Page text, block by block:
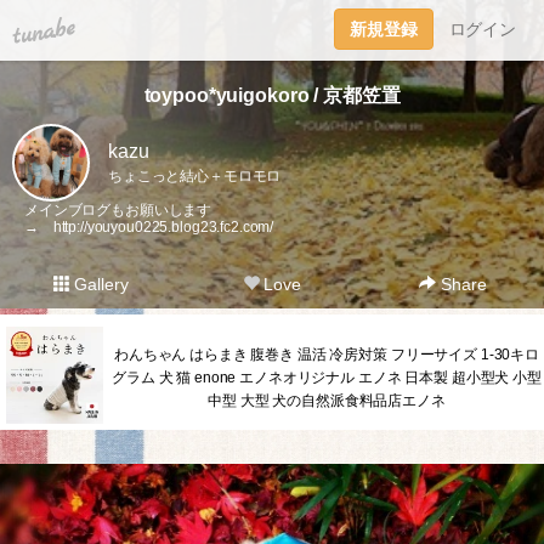
tuna.be 新規登録 ログイン
toypoo*yuigokoro / 京都笠置
kazu
ちょこっと結心＋モロモロ
メインブログもお願いします
→
http://youyou0225.blog23.fc2.com/
Gallery Love Share
わんちゃん はらまき 腹巻き 温活 冷房対策 フリーサイズ 1-30キロ
グラム 犬 猫 enone エノネオリジナル エノネ 日本製 超小型犬 小型
中型 大型 犬の自然派食料品店エノネ